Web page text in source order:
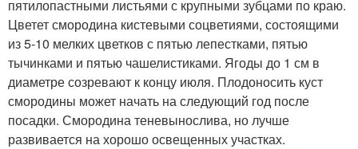
пятилопастными листьями с крупными зубцами по краю.
Цветет смородина кистевыми соцветиями, состоящими
из 5-10 мелких цветков с пятью лепестками, пятью
тычинками и пятью чашелистиками. Ягоды до 1 см в
диаметре созревают к концу июля. Плодоносить куст
смородины может начать на следующий год после
посадки. Смородина теневынослива, но лучше
развивается на хорошо освещенных участках.